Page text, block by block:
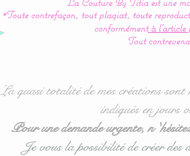
*Toute contrefaçon, tout plagiat, toute
conformémentà l’article
Tout
La quasi totalité de mes créations sont
indiqués en jours
Pour une demande urgente, n
Je vous la possibilité de créer des